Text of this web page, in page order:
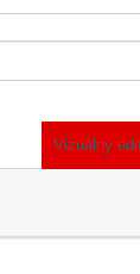
Vizuálny